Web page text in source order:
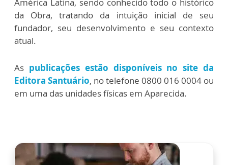
da Obra, tratando da intuição inicial de seu
fundador, seu desenvolvimento e seu contexto
atual.
As publicações estão disponíveis no site da
Editora Santuário, no telefone 0800 016 0004 ou
em uma das unidades físicas em Aparecida.